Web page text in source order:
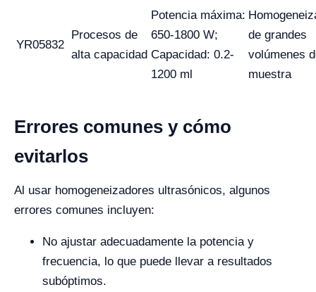
YR05832
Procesos de
alta capacidad
Potencia máxima:
650-1800 W;
Capacidad: 0.2-
1200 ml
de grandes
volúmenes
muestra
Errores comunes y cómo
evitarlos
Al usar homogeneizadores ultrasónicos, algunos
errores comunes incluyen:
No ajustar adecuadamente la potencia y
frecuencia, lo que puede llevar a resultados
subóptimos.